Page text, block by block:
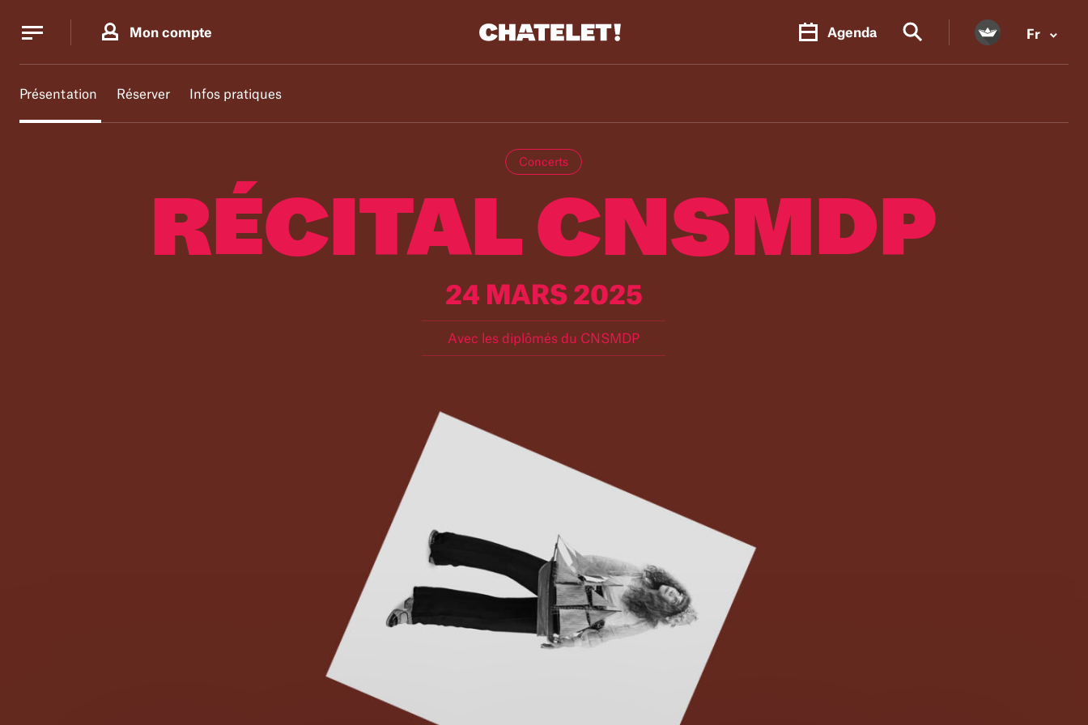
Mon compte Agenda Fr
Présentation Réserver Infos pratiques
Concerts
RÉCITAL CNSMDP
24 MARS 2025
Avec les diplômés du CNSMDP